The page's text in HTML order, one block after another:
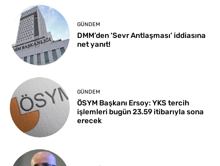
GÜNDEM
DMM’den ‘Sevr Antlaşması’ iddiasına
net yanıt!
GÜNDEM
ÖSYM Başkanı Ersoy: YKS tercih
işlemleri bugün 23.59 itibarıyla sona
erecek